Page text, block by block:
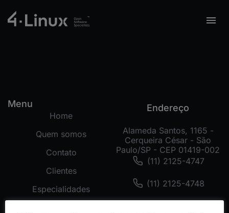
Menu
Home
Quem somos
Contato
Clientes
Especialidades
Endereço
Alameda Santos, 1165 -
Cerqueira César - São
Paulo/SP - CEP 01419-002
(11) 2125-4747
(11) 2125-4748